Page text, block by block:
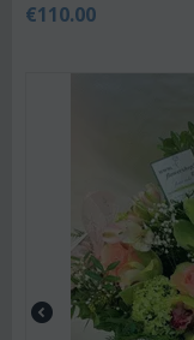
€110.00